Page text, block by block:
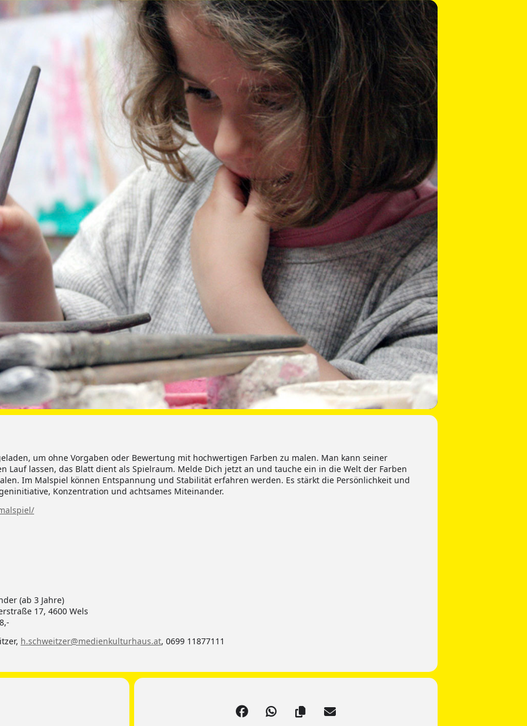
um ohne Vorgaben oder Bewertung mit hochwertigen Farben zu malen. Man kann seiner
Lauf lassen, das Blatt dient als Spielraum. Melde Dich jetzt an und tauche ein in die Welt der Farben
Im Malspiel können Entspannung und Stabilität erfahren werden. Es stärkt die Persönlichkeit und
Konzentration und achtsames Miteinander.
(ab 3 Jahre)
17, 4600 Wels
h.schweitzer@medienkulturhaus.at, 0699 11877111